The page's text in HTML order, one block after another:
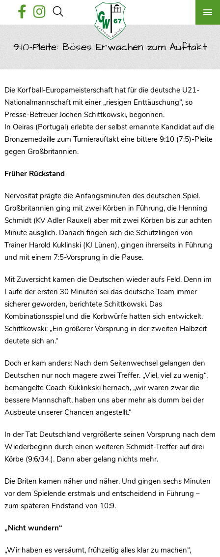
9:10-Pleite: Böses Erwachen zum Auftakt
Die Korfball-Europameisterschaft hat für die deutsche U21-
Nationalmannschaft mit einer „riesigen Enttäuschung“, so
Presse-Betreuer Jochen Schittkowski, begonnen.
In Oeiras (Portugal) erlebte der selbst ernannte Kandidat auf die
Bronzemedaille zum Turnierauftakt eine bittere 9:10 (7:5)-Pleite
gegen Großbritannien.
Früher Rückstand
Nervosität prägte die Anfangsminuten des deutschen Spiel.
Großbritannien ging mit zwei Körben in Führung, die Henning
Schmidt (KV Adler Rauxel) aber mit zwei Körben bis zur achten
Minute ausglich. Danach fingen sich die Schützlingen von
Trainer Harold Kuklinski (KJ Lünen), gingen ihrerseits in Führung
und mit einem 7:5-Vorsprung in die Pause.
Mit Zuversicht kamen die Deutschen wieder aufs Feld. Denn im
Laufe der ersten 30 Minuten sei das deutsche Team immer
sicherer geworden, berichtete Schittkowski. Das
Kombinationsspiel und die Korbwürfe hatten sich entwickelt.
Schittkowski: „Ein größerer Vorsprung in der zweiten Halbzeit
deutete sich an.“
Doch er kam anders: Nach dem Seitenwechsel gelangen den
Deutschen nur noch magere zwei Treffer. „Viel, viel zu wenig“,
bemängelte Coach Kuklinkski hernach, „wir waren zwar die
bessere Mannschaft, haben uns aber mehr als dumm bei der
Ausbeute unserer Chancen angestellt.“
In der Tat: Deutschland vergrößerte seinen Vorsprung nach dem
Wiederbeginn durch einen weiteren Schmidt-Treffer auf drei
Körbe (9:6/34.). Dann aber gelang nichts mehr.
Die Briten kamen näher und näher. Und gingen sechs Minuten
vor dem Spielende erstmals und entscheidend in Führung –
zum späteren Endstand von 10:9.
„Nicht wundern“
„Wir haben es versäumt, frühzeitig alles klar zu machen“,